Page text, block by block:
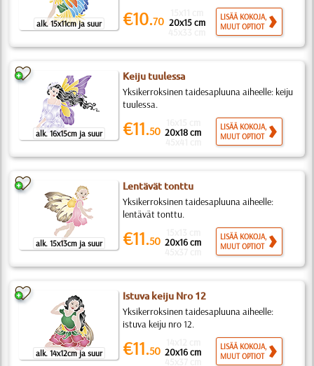
alk. 15x11cm ja suur €10.70 20x15 cm
LISÄÄ KOKOJA,
MUUT OPTIOT
alk. 16x15cm ja suur
Keiju tuulessa
Yksikerroksinen taidesapluuna aiheelle: keiju
tuulessa.
€11.50 20x18 cm
LISÄÄ KOKOJA,
MUUT OPTIOT
alk. 15x13cm ja suur
Lentävät tonttu
Yksikerroksinen taidesapluuna aiheelle:
lentävät tonttu.
€11.50 20x16 cm
LISÄÄ KOKOJA,
MUUT OPTIOT
alk. 14x12cm ja suur
Istuva keiju Nro 12
Yksikerroksinen taidesapluuna aiheelle:
istuva keiju nro 12.
€11.50 20x16 cm
LISÄÄ KOKOJA,
MUUT OPTIOT